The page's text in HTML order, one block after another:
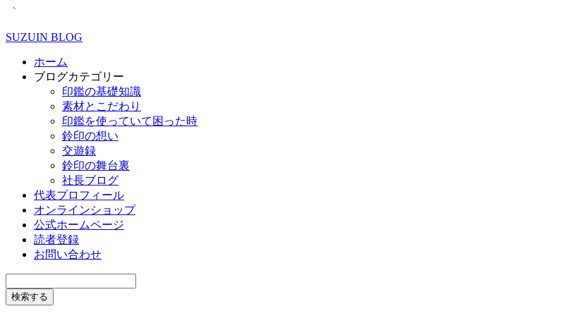
SUZUIN BLOG
ホーム
ブログカテゴリー
印鑑の基礎知識
素材とこだわり
印鑑を使っていて困った時
鈴印の想い
交遊録
鈴印の舞台裏
社長ブログ
代表プロフィール
オンラインショップ
公式ホームページ
読者登録
お問い合わせ